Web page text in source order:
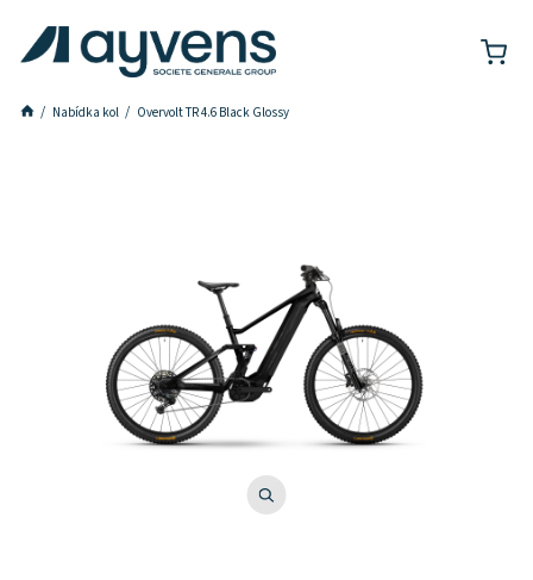
Nabídka kol Overvolt TR 4.6 Black Glossy